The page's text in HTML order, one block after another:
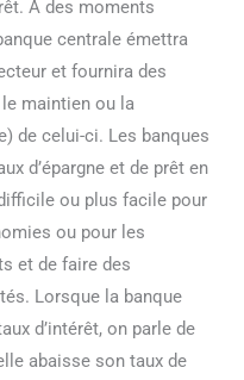
À des moments
centrale émettra
et fournira des
maintien ou la
de celui-ci. Les banques
d’épargne et de prêt en
ou plus facile pour
ou pour les
et de faire des
Lorsque la banque
d’intérêt, on parle de
abaisse son taux de